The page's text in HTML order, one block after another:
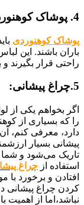
4. پوشاک کوهنوردی:
پوشاک کوهنوردی
باران باشند. این
راحتی قرار بگیرند
5.چراغ پیشانی:
را که بسیاری از
دارد، معرفی کنم،
پیشانی بسیار
تاریک می‌شود و شما
استفاده از چراغ
افتادن و برخورد با
کردن چراغ پیشانی
نباشد،اما از اهمیت